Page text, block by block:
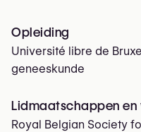
Opleiding
Université libre de
geneeskunde
Lidmaatschappen en
Royal Belgian Society